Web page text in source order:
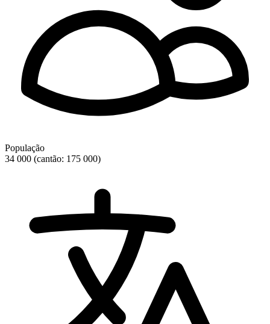
População
34 000 (cantão: 175 000)